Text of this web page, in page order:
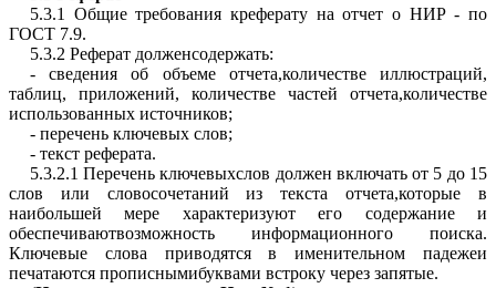
5.3.1 Общие требования креферату на отчет о НИР - по
ГОСТ 7.9.
5.3.2 Реферат долженсодержать:
- сведения об объеме отчета,количестве иллюстраций,
таблиц, приложений, количестве частей отчета,количестве
использованных источников;
- перечень ключевых слов;
- текст реферата.
5.3.2.1 Перечень ключевыхслов должен включать от 5 до 15
слов или словосочетаний из текста отчета,которые в
наибольшей мере характеризуют его содержание и
обеспечиваютвозможность информационного поиска.
Ключевые слова приводятся в именительном падежеи
печатаются прописнымибуквами встроку через запятые.